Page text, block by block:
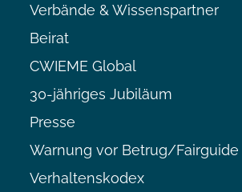
Verbände & Wissenspartner
Beirat
CWIEME Global
30-jähriges Jubiläum
Presse
Warnung vor Betrug/Fairguide
Verhaltenskodex